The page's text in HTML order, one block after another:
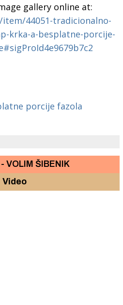
gallery online at:
44051-tradicionalno-
krka-a-besplatne-porcije-
porcije fazola
VOLIM ŠIBENIK
Video